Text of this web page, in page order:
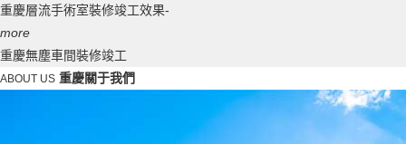
重慶層流手術室裝修竣工效果-
more
重慶無塵車間裝修竣工
ABOUT US 重慶關于我們